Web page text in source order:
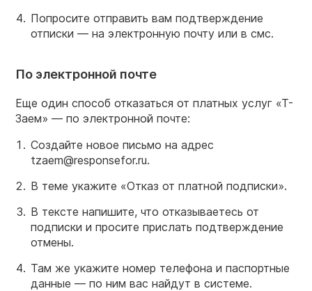
Попросите отправить вам подтверждение
отписки — на электронную почту или в смс.
По электронной почте
Еще один способ отказаться от платных услуг «Т-
Заем» — по электронной почте:
Создайте новое письмо на адрес
tzaem@responsefor.ru.
В теме укажите «Отказ от платной подписки».
В тексте напишите, что отказываетесь от
подписки и просите прислать подтверждение
отмены.
Там же укажите номер телефона и паспортные
данные — по ним вас найдут в системе.